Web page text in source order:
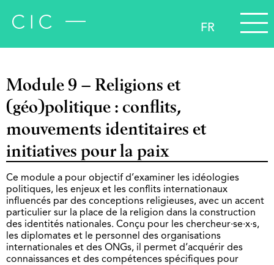
FR
Module 9 – Religions et
(géo)politique : conflits,
mouvements identitaires et
initiatives pour la paix
Ce module a pour objectif d’examiner les idéologies
politiques, les enjeux et les conflits internationaux
influencés par des conceptions religieuses, avec un accent
particulier sur la place de la religion dans la construction
des identités nationales. Conçu pour les chercheur·se·x·s,
les diplomates et le personnel des organisations
internationales et des ONGs, il permet d’acquérir des
connaissances et des compétences spécifiques pour